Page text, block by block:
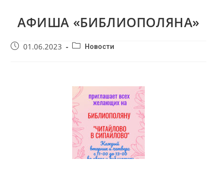
АФИША «БИБЛИОПОЛЯНА»
01.06.2023 Новости